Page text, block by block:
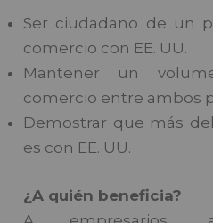
Ser ciudadano de un
comercio con EE. UU.
Mantener un
comercio entre ambos
Demostrar que más
es con EE. UU.
¿A quién beneficia?